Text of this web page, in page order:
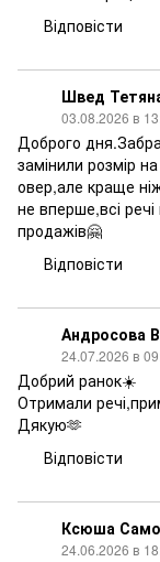
Відповісти
Швед
03.08.2026 в
Доброго
замінили розмір
овер,але краще
не вперше,всі
продажів🤗
Відповісти
Андросова
24.07.2026 в
Добрий ранок☀️
Отримали
Дякую🫶
Відповісти
Ксюша
24.06.2026 в